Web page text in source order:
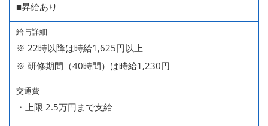
■昇給あり
給与詳細
※ 22時以降は時給1,625円以上
※ 研修期間（40時間）は時給1,230円
交通費
・上限 2.5万円まで支給